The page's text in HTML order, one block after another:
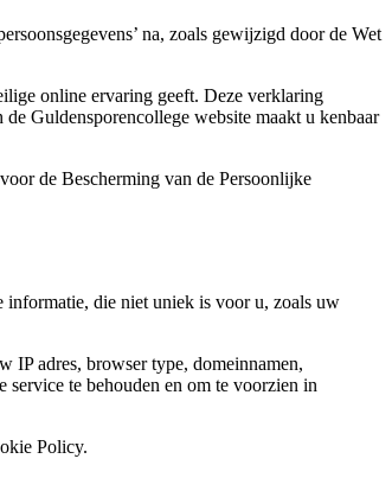
na, zoals gewijzigd door de Wet
online ervaring geeft. Deze verklaring
Guldensporencollege website maakt u kenbaar
de Bescherming van de Persoonlijke
informatie, die niet uniek is voor u, zoals uw
IP adres, browser type, domeinnamen,
te behouden en om te voorzien in
Policy.